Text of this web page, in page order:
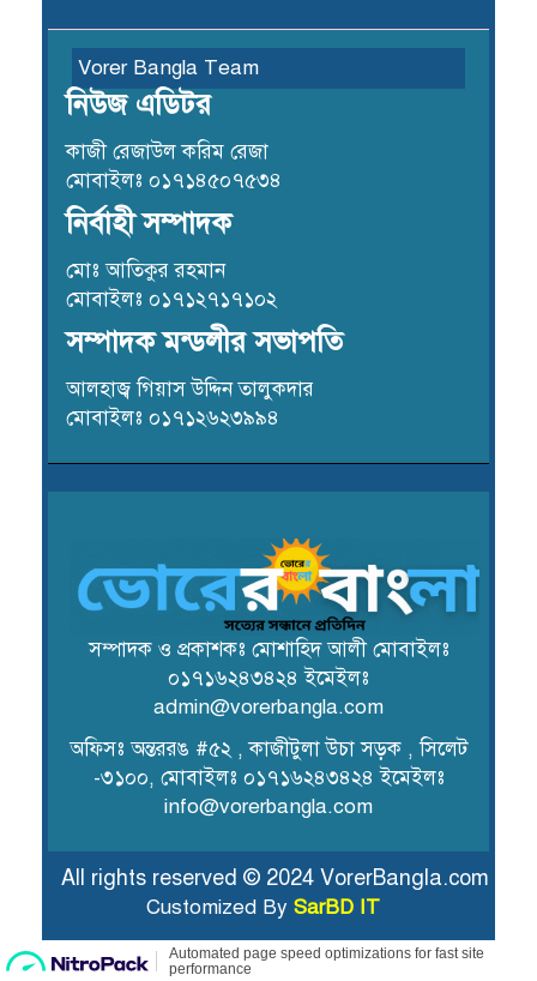
Vorer Bangla Team
নিউজ এডিটর
কাজী রেজাউল করিম রেজা
মোবাইলঃ ০১৭১৪৫০৭৫৩৪
নির্বাহী সম্পাদক
মোঃ আতিকুর রহমান
মোবাইলঃ ০১৭১২৭১৭১০২
সম্পাদক মন্ডলীর সভাপতি
আলহাজ্ব গিয়াস উদ্দিন তালুকদার
মোবাইলঃ ০১৭১২৬২৩৯৯৪
সম্পাদক ও প্রকাশকঃ মোশাহিদ আলী মোবাইলঃ
০১৭১৬২৪৩৪২৪ ইমেইলঃ
admin@vorerbangla.com
অফিসঃ অন্তররঙ #৫২ , কাজীটুলা উচা সড়ক , সিলেট
-৩১০০, মোবাইলঃ ০১৭১৬২৪৩৪২৪ ইমেইলঃ
info@vorerbangla.com
All rights reserved © 2024 VorerBangla.com
Customized By SarBD IT